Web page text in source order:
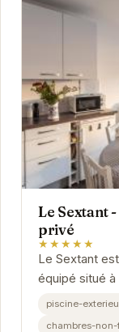
Le Sextant
privé
★★★★★
Le Sextant
équipé situé
d'une piscine
piscine-
chambres-